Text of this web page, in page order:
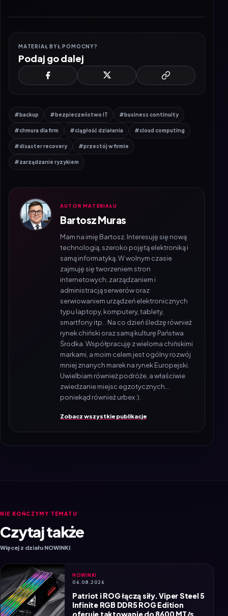
#backup #bezpieczeństwo IT #business continuity
#chmura dla firm #ciągłość działania #cloud computing
#przestój w firmie
#zarządzanie ryzykiem
Mam na imię Bartosz. Interesuję się nową
technologią, szeroko pojętą elektroniką i
samą informatyką. W wolnym czasie
zajmuję się tworzeniem stron
internetowych, zarządzaniem i
administracją serwerów oraz
serwiowaniem urządzeń elektronicznych
typu laptopy, komputery, tablety,
smartfony itp. . Na co dzień śledzę również
rynek chiński oraz samą kulturę Państwa
Środka. Współpracuję z wieloma chińskimi
markami, a moim celem jest ogólny rozwój
mniej znanych marek na rynek Europejski.
Uwielbiam również podróże, a właściwie
zwiedzanie miejsc egzotycznych...
poniekąd również urbex :).
Zobacz wszystkie publikacje
Czytaj także
Więcej z działu NOWINKI
Patriot i ROG łączą siły. Viper Steel 5
Infinite RGB DDR5 ROG Edition
oferuje taktowanie do 8600 MT/s